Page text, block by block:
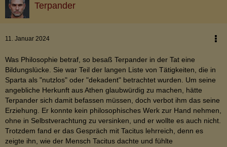
Terpander
11. Januar 2024
Was Philosophie betraf, so besaß Terpander in der Tat eine
Bildungslücke. Sie war Teil der langen Liste von Tätigkeiten, die in
Sparta als "nutzlos" oder "dekadent" betrachtet wurden. Um seine
angebliche Herkunft aus Athen glaubwürdig zu machen, hätte
Terpander sich damit befassen müssen, doch verbot ihm das seine
Erziehung. Er konnte kein philosophisches Werk zur Hand nehmen,
ohne in Selbstverachtung zu versinken, und er wollte es auch nicht.
Trotzdem fand er das Gespräch mit Tacitus lehrreich, denn es
zeigte ihn, wie der Mensch Tacitus dachte und fühlte